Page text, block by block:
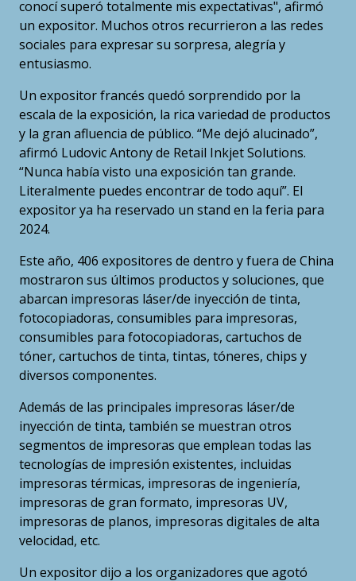
conocí superó totalmente mis expectativas", afirmó
un expositor. Muchos otros recurrieron a las redes
sociales para expresar su sorpresa, alegría y
entusiasmo.
Un expositor francés quedó sorprendido por la
escala de la exposición, la rica variedad de productos
y la gran afluencia de público. “Me dejó alucinado”,
afirmó Ludovic Antony de Retail Inkjet Solutions.
“Nunca había visto una exposición tan grande.
Literalmente puedes encontrar de todo aquí”. El
expositor ya ha reservado un stand en la feria para
2024.
Este año, 406 expositores de dentro y fuera de China
mostraron sus últimos productos y soluciones, que
abarcan impresoras láser/de inyección de tinta,
fotocopiadoras, consumibles para impresoras,
consumibles para fotocopiadoras, cartuchos de
tóner, cartuchos de tinta, tintas, tóneres, chips y
diversos componentes.
Además de las principales impresoras láser/de
inyección de tinta, también se muestran otros
segmentos de impresoras que emplean todas las
tecnologías de impresión existentes, incluidas
impresoras térmicas, impresoras de ingeniería,
impresoras de gran formato, impresoras UV,
impresoras de planos, impresoras digitales de alta
velocidad, etc.
Un expositor dijo a los organizadores que agotó